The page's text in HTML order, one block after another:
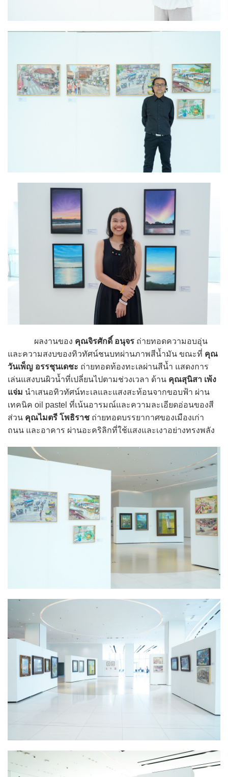
ผลงานของ คุณจิรศักดิ์ อนุจร ถ่ายทอดความอบอุ่น
และความสงบของทิวทัศน์ชนบทผ่านภาพสีน้ำมัน ขณะที่ คุณ
วันเพ็ญ อรรชุนเดชะ ถ่ายทอดท้องทะเลผ่านสีน้ำ แสดงการ
เล่นแสงบนผิวน้ำที่เปลี่ยนไปตามช่วงเวลา ด้าน คุณสุนิสา เพ้ง
แจ่ม นำเสนอทิวทัศน์ทะเลและแสงสะท้อนจากขอบฟ้า ผ่าน
เทคนิค oil pastel ที่เน้นอารมณ์และความละเอียดอ่อนของสี
ส่วน คุณไมตรี โพธิราช ถ่ายทอดบรรยากาศของเมืองเก่า
ถนน และอาคาร ผ่านอะคริลิกที่ใช้แสงและเงาอย่างทรงพลัง